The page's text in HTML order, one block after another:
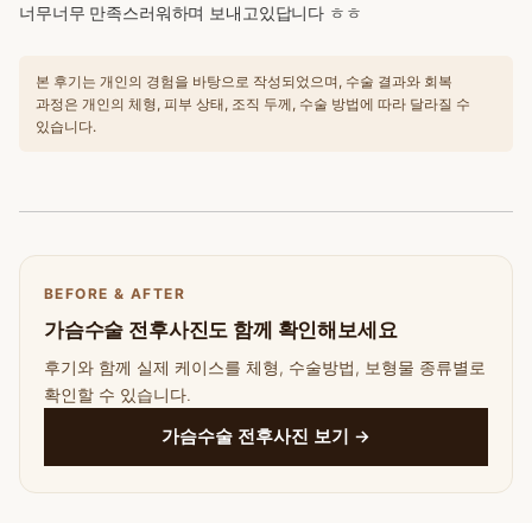
너무너무 만족스러워하며 보내고있답니다 ㅎㅎ
본 후기는 개인의 경험을 바탕으로 작성되었으며, 수술 결과와 회복
과정은 개인의 체형, 피부 상태, 조직 두께, 수술 방법에 따라 달라질 수
있습니다.
BEFORE & AFTER
가슴수술 전후사진도 함께 확인해보세요
후기와 함께 실제 케이스를 체형, 수술방법, 보형물 종류별로
확인할 수 있습니다.
가슴수술 전후사진 보기 →